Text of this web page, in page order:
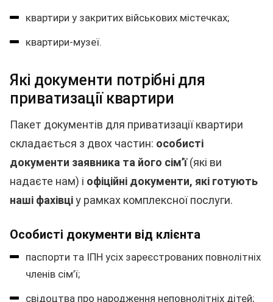
квартири у закритих військових містечках;
квартири-музеї.
Які документи потрібні для
приватизації квартири
Пакет документів для приватизації квартири
складається з двох частин: особисті
документи заявника та його сім’ї(які ви
надаєте нам) і офіційні документи, які готують
наші фахівціу рамках комплексної послуги.
Особисті документи від клієнта
паспорти та ІПН усіх зареєстрованих повнолітніх
членів сім’ї;
свідоцтва про народження неповнолітніх дітей;